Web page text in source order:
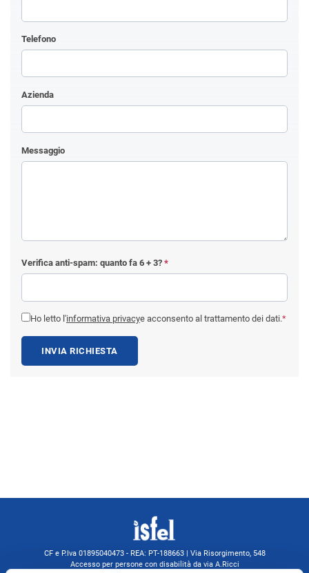
Telefono
Azienda
Messaggio
Verifica anti-spam: quanto fa 6 + 3? *
Ho letto l'informativa privacye acconsento al trattamento dei dati.*
INVIA RICHIESTA
CF e P.Iva 01895040473 - REA: PT-188663 | Via Risorgimento, 548
Accesso per persone con disabilità da via A.Ricci